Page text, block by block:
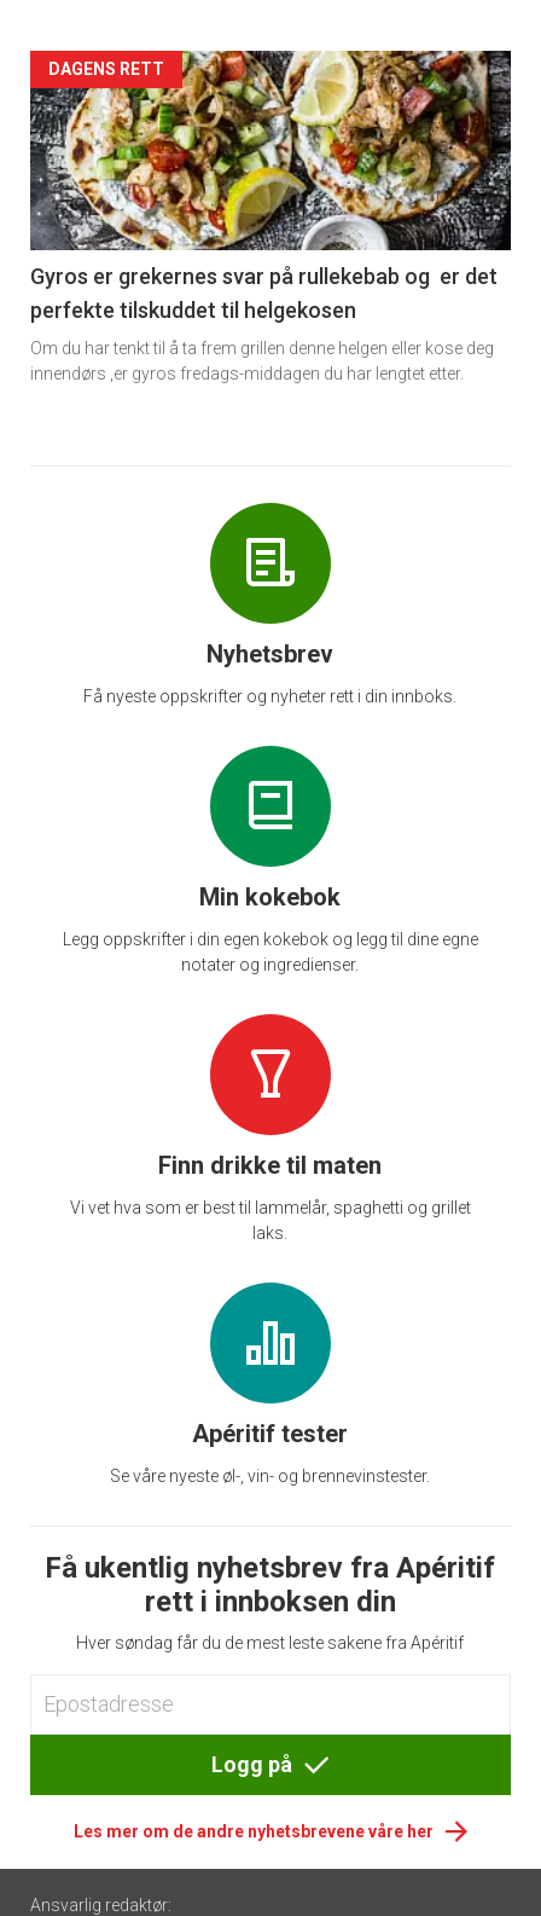
Forsiden
akkurat
nå
-
6
DAGENS RETT
Gyros er grekernes svar på rullekebab og er det
perfekte tilskuddet til helgekosen
Om du har tenkt til å ta frem grillen denne helgen eller kose deg
innendørs ,er gyros fredags-middagen du har lengtet etter.
Nyhetsbrev
Få nyeste oppskrifter og nyheter rett i din innboks.
Min kokebok
Legg oppskrifter i din egen kokebok og legg til dine egne
notater og ingredienser.
Finn drikke til maten
Vi vet hva som er best til lammelår, spaghetti og grillet
laks.
Apéritif tester
Se våre nyeste øl-, vin- og brennevinstester.
Få ukentlig nyhetsbrev fra Apéritif
rett i innboksen din
Hver søndag får du de mest leste sakene fra Apéritif
Logg på
Les mer om de andre nyhetsbrevene våre her
Footer
Ansvarlig redaktør: